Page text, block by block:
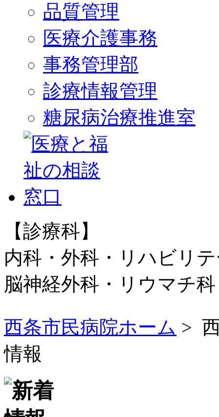
品質管理
医療介護事務
事務管理部
診療情報管理
糖尿病治療推進室
【診療科】
内科・外科・リハビリ
脳神経外科・リウマチ
西条市民病院ホーム >
情報